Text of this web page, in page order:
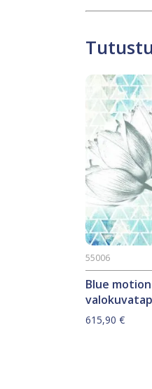
Blue motion
55006
615,90 €